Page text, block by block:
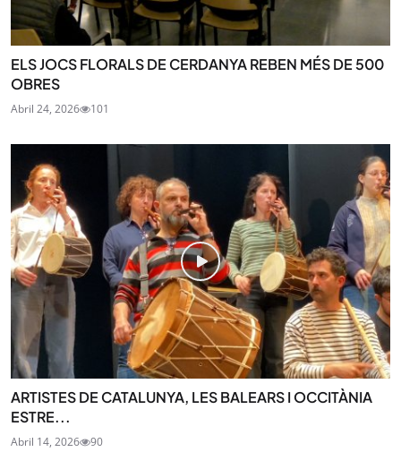
ELS JOCS FLORALS DE CERDANYA REBEN MÉS DE 500
OBRES
Abril 24, 2026 101
ARTISTES DE CATALUNYA, LES BALEARS I OCCITÀNIA
ESTRE...
Abril 14, 2026 90